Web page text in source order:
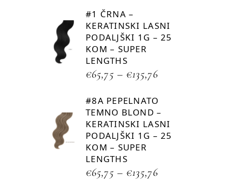
#1 ČRNA –
KERATINSKI LASNI
PODALJŠKI 1G – 25
KOM – SUPER
LENGTHS
€65,75 – €135,76
#8A PEPELNATO
TEMNO BLOND –
KERATINSKI LASNI
PODALJŠKI 1G – 25
KOM – SUPER
LENGTHS
€65,75 – €135,76